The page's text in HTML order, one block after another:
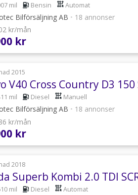
mil Bensin Automat
Bilförsäljning AB • 18 annonser
kr/mån
kr
2015
V40 Cross Country D3
mil Diesel Manuell
Bilförsäljning AB • 18 annonser
kr/mån
kr
2018
Superb Kombi 2.0 TDI
mil Diesel Automat